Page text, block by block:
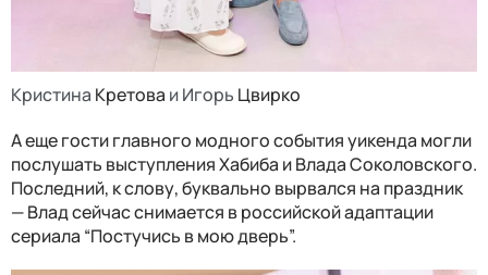
Кристина Кретова и Игорь Цвирко
А еще гости главного модного события уикенда могли
послушать выступления Хабиба и Влада Соколовского.
Последний, к слову, буквально вырвался на праздник
— Влад сейчас снимается в российской адаптации
сериала “Постучись в мою дверь”.